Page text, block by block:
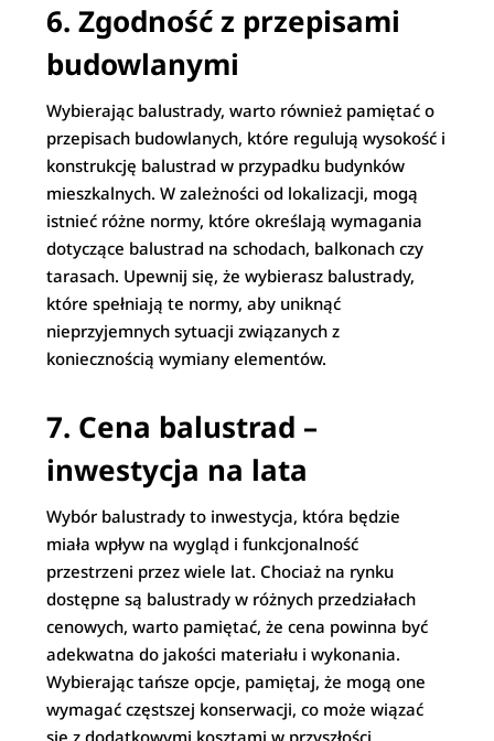
6. Zgodność z przepisami
budowlanymi
Wybierając balustrady, warto również pamiętać o
przepisach budowlanych, które regulują wysokość i
konstrukcję balustrad w przypadku budynków
mieszkalnych. W zależności od lokalizacji, mogą
istnieć różne normy, które określają wymagania
dotyczące balustrad na schodach, balkonach czy
tarasach. Upewnij się, że wybierasz balustrady,
które spełniają te normy, aby uniknąć
nieprzyjemnych sytuacji związanych z
koniecznością wymiany elementów.
7. Cena balustrad –
inwestycja na lata
Wybór balustrady to inwestycja, która będzie
miała wpływ na wygląd i funkcjonalność
przestrzeni przez wiele lat. Chociaż na rynku
dostępne są balustrady w różnych przedziałach
cenowych, warto pamiętać, że cena powinna być
adekwatna do jakości materiału i wykonania.
Wybierając tańsze opcje, pamiętaj, że mogą one
wymagać częstszej konserwacji, co może wiązać
się z dodatkowymi kosztami w przyszłości.